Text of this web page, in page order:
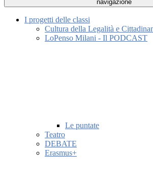
navigazione
I progetti delle classi
Cultura della Legalità e
LoPenso Milani - Il PODCAST
Le puntate
Teatro
DEBATE
Erasmus+